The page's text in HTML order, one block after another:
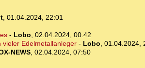
, 01.04.2024, 22:01
- Lobo, 02.04.2024, 00:42
Edelmetallanleger- Lobo, 01.04.2024,
NEWS, 02.04.2024, 07:50